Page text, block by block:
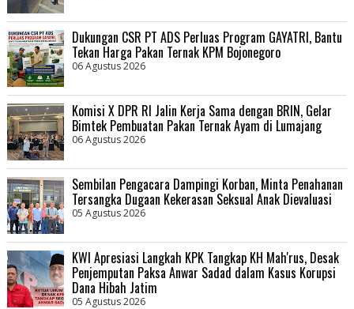
Dukungan CSR PT ADS Perluas Program GAYATRI, Bantu
Tekan Harga Pakan Ternak KPM Bojonegoro
06 Agustus 2026
Komisi X DPR RI Jalin Kerja Sama dengan BRIN, Gelar
Bimtek Pembuatan Pakan Ternak Ayam di Lumajang
06 Agustus 2026
Sembilan Pengacara Dampingi Korban, Minta Penahanan
Tersangka Dugaan Kekerasan Seksual Anak Dievaluasi
05 Agustus 2026
KWI Apresiasi Langkah KPK Tangkap KH Mah'rus, Desak
Penjemputan Paksa Anwar Sadad dalam Kasus Korupsi
Dana Hibah Jatim
05 Agustus 2026